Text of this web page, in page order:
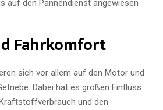
auf den Pannendienst angewiesen
Fahrkomfort
sich vor allem auf den Motor und
Dabei hat es großen Einfluss
und den